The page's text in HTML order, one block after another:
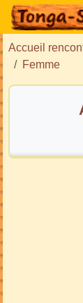
Accueil
Femme